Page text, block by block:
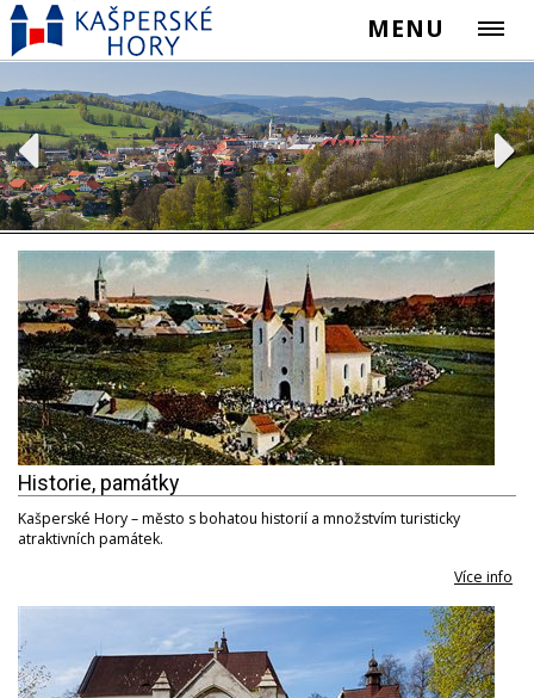
MENU
Historie, památky
Kašperské Hory – město s bohatou historií a množstvím turisticky
atraktivních památek.
Více info